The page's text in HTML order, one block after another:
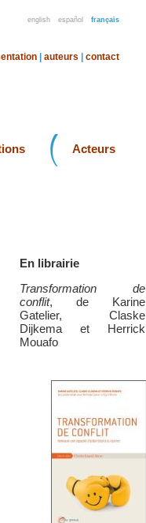
english español français
auteurs contact
Acteurs
En librairie
Transformation de
conflit, de Karine
Gatelier, Claske
Dijkema et Herrick
Mouafo